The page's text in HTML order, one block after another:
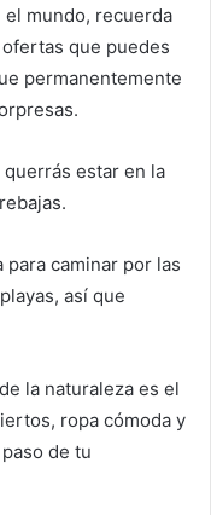
mundo, recuerda
que puedes
permanentemente
estar en la
caminar por las
así que
la naturaleza es el
ropa cómoda y
de tu